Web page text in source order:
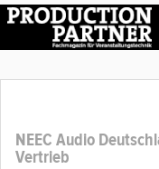
NEEC Audio
Vertrieb